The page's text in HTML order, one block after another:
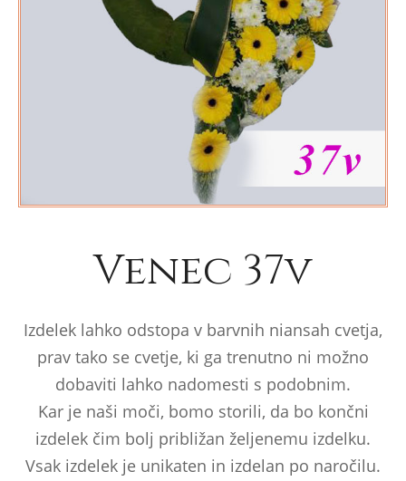
Venec 37v
Izdelek lahko odstopa v barvnih niansah cvetja,
prav tako se cvetje, ki ga trenutno ni možno
dobaviti lahko nadomesti s podobnim.
Kar je naši moči, bomo storili, da bo končni
izdelek čim bolj približan željenemu izdelku.
Vsak izdelek je unikaten in izdelan po naročilu.